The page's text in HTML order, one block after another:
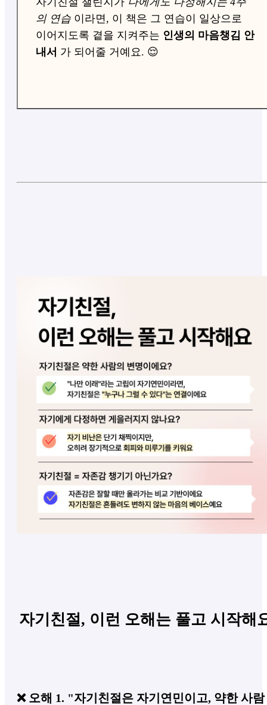
의 연습 이라면, 이 책은 그 연습이 일상으로
이어지도록 곁을 지켜주는 인생의 마음챙김 안
내서 가 되어줄 거예요. 😌
자기친절, 이런 오해는 풀고 시작해
❌ 오해 1. "자기친절은 자기연민이고, 약한 사람